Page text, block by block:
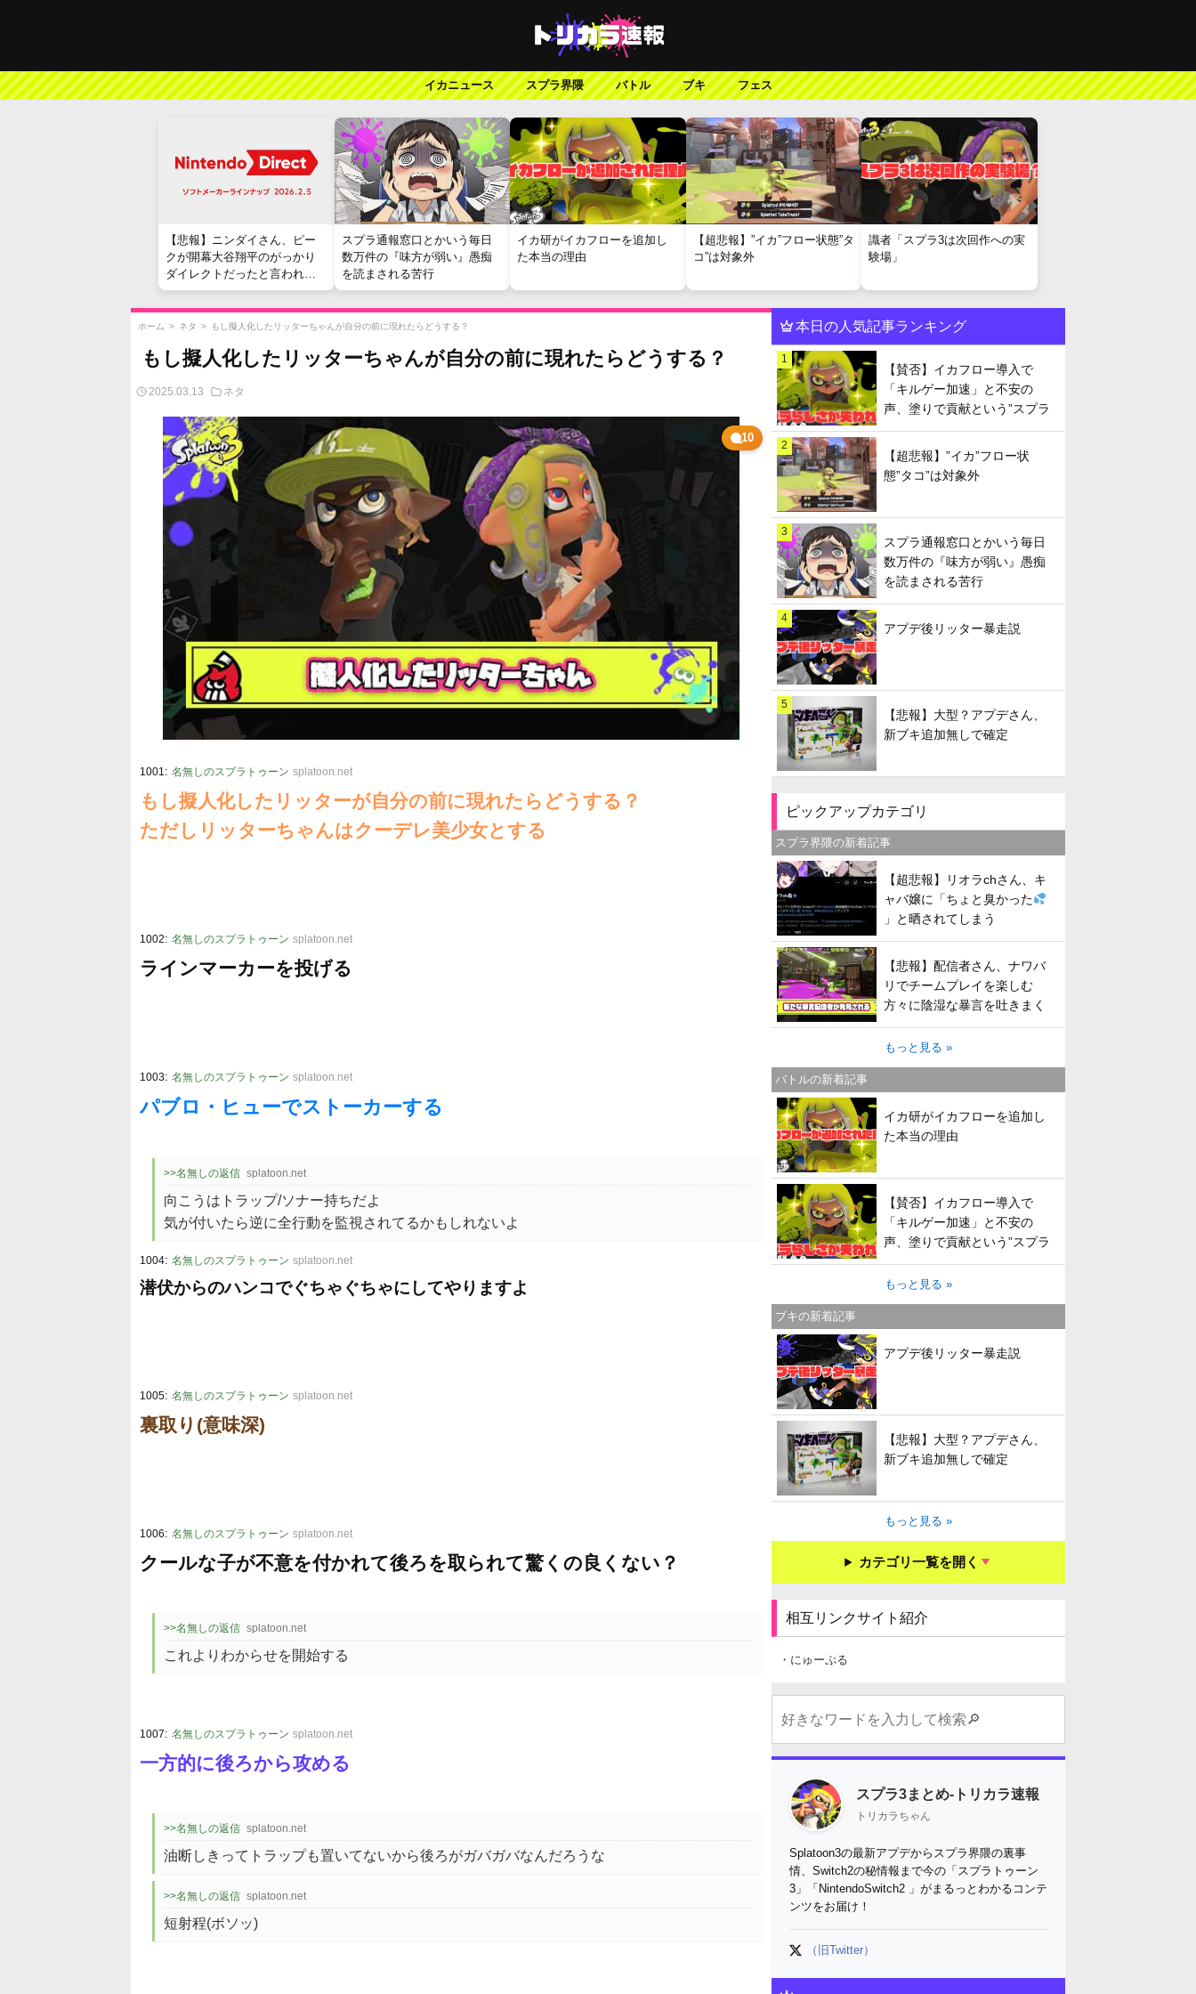
イカニュース スプラ界隈 バトル ブキ フェス
【悲報】ニンダイさん、ピー
クが開幕大谷翔平のがっかり
ダイレクトだったと言われて
しまう
スプラ通報窓口とかいう毎日
数万件の『味方が弱い』愚痴
を読まされる苦行
イカ研がイカフローを追加し
た本当の理由
【超悲報】”イカ”フロー状態”タ
コ”は対象外
識者「スプラ3は次回作への実
験場」
ホーム > ネタ > もし擬人化したリッターちゃんが自分の前に現れたらどうする？
もし擬人化したリッターちゃんが自分の前に現れたらどうする？
2025.03.13 ネタ
10
1001: 名無しのスプラトゥーン splatoon.net
もし擬人化したリッターが自分の前に現れたらどうする？
ただしリッターちゃんはクーデレ美少女とする
1002: 名無しのスプラトゥーン splatoon.net
ラインマーカーを投げる
1003: 名無しのスプラトゥーン splatoon.net
パブロ・ヒューでストーカーする
>>名無しの返信 splatoon.net
向こうはトラップ/ソナー持ちだよ
気が付いたら逆に全行動を監視されてるかもしれないよ
1004: 名無しのスプラトゥーン splatoon.net
潜伏からのハンコでぐちゃぐちゃにしてやりますよ
1005: 名無しのスプラトゥーン splatoon.net
裏取り(意味深)
1006: 名無しのスプラトゥーン splatoon.net
クールな子が不意を付かれて後ろを取られて驚くの良くない？
>>名無しの返信 splatoon.net
これよりわからせを開始する
1007: 名無しのスプラトゥーン splatoon.net
一方的に後ろから攻める
>>名無しの返信 splatoon.net
油断しきってトラップも置いてないから後ろがガバガバなんだろうな
>>名無しの返信 splatoon.net
短射程(ボソッ)
本日の人気記事ランキング
1
【賛否】イカフロー導入で
「キルゲー加速」と不安の
声、塗りで貢献という”スプラ
らしさ”は失われてしまうのか
2
【超悲報】”イカ”フロー状
態”タコ”は対象外
3
スプラ通報窓口とかいう毎日
数万件の『味方が弱い』愚痴
を読まされる苦行
4
アプデ後リッター暴走説
5
【悲報】大型？アプデさん、
新ブキ追加無しで確定
ピックアップカテゴリ
スプラ界隈の新着記事
【超悲報】リオラchさん、キ
ャバ嬢に「ちょと臭かった
」と晒されてしまう
【悲報】配信者さん、ナワバ
リでチームプレイを楽しむ
方々に陰湿な暴言を吐きまく
ってしまう
もっと見る »
バトルの新着記事
イカ研がイカフローを追加し
た本当の理由
【賛否】イカフロー導入で
「キルゲー加速」と不安の
声、塗りで貢献という”スプラ
らしさ”は失われてしまうのか
もっと見る »
ブキの新着記事
アプデ後リッター暴走説
【悲報】大型？アプデさん、
新ブキ追加無しで確定
もっと見る »
カテゴリ一覧を開く
相互リンクサイト紹介
・にゅーぷる
スプラ3まとめ-トリカラ速報
トリカラちゃん
Splatoon3の最新アプデからスプラ界隈の裏事
情、Switch2の秘情報まで今の「スプラトゥーン
3」「NintendoSwitch2 」がまるっとわかるコンテ
ンツをお届け！
（旧Twitter）